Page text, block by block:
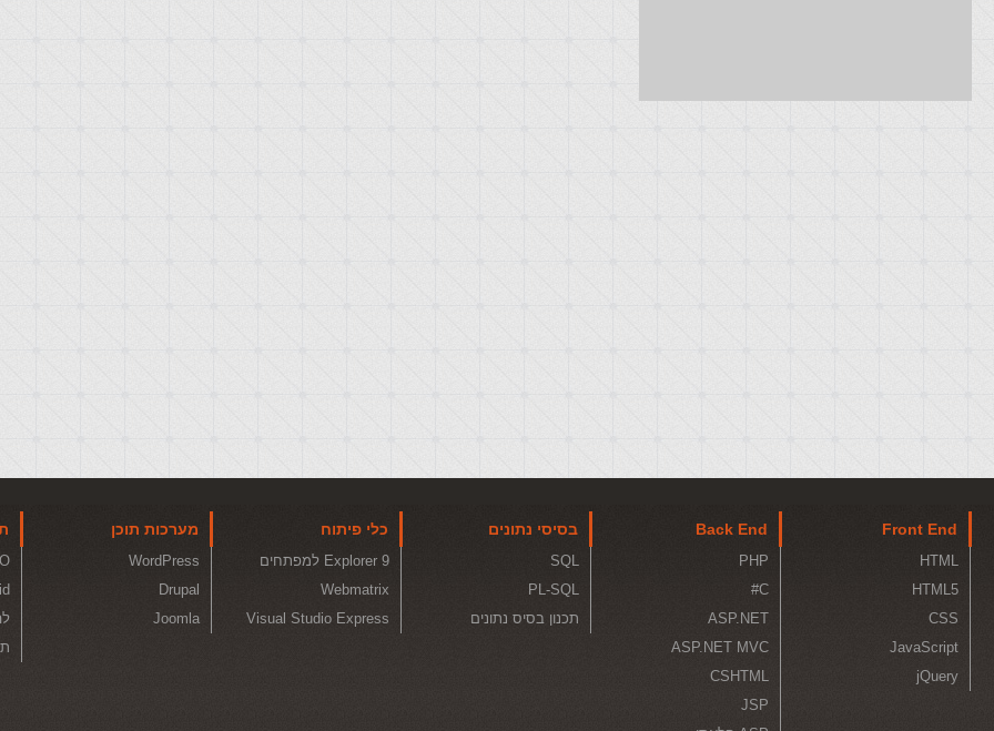
Front End
HTML
HTML5
CSS
JavaScript
jQuery
Back End
PHP
C#
ASP.NET
ASP.NET MVC
CSHTML
JSP
בסיסי נתונים
SQL
PL-SQL
תכנון בסיס נתונים
כלי פיתוח
Explorer 9 למפתחים
Webmatrix
Visual Studio Express
מערכות תוכן
WordPress
Drupal
Joomla